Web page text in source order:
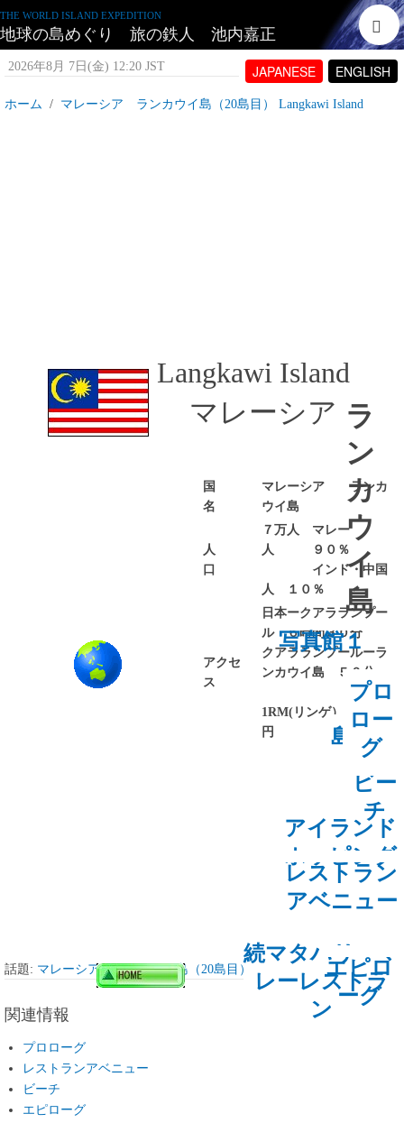
THE WORLD ISLAND EXPEDITION
地球の島めぐり 旅の鉄人 池内嘉正
JAPANESE ENGLISH
2026年8月 7日(金) 12:20 JST
ホーム マレーシア ランカウイ島（20島目） Langkawi Island
プロ
ロー
グ
Langkawi Island
マレーシア
レストラン
アベニュー
ビー
チ
エピロ
ーグ
ラ
ン
カ
ウ
イ
島
アイランド
ホッピング
島内観
光
写真館１
続マタハリ・マ
レーレストラ
ン
国
名
マレーシア ランカ
ウイ島
人
口
７万人 マレー
人 ９０％
インド・中国
人 １０％
アクセ
ス
日本ークアラランプー
ル ６時間３０分
クアラランプールーラ
ンカウイ島 ５０分
1RM(リンゲ）３・４
円
話題: マレーシア ランカウイ島（20島目） Langkawi Island
関連情報
プロローグ
レストランアベニュー
ビーチ
エピローグ